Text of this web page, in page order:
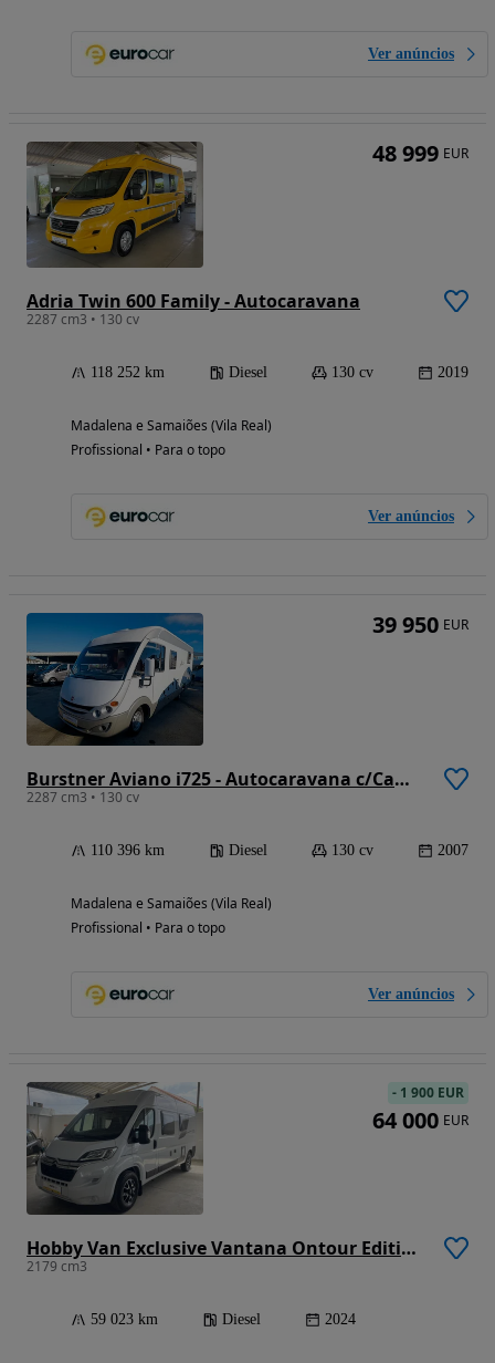
Ver anúncios
Adria Twin 600 Family - Autocaravana
2287 cm3 • 130 cv
118 252 km Diesel 130 cv 2019
Madalena e Samaiões (Vila Real)
Profissional • Para o topo
Ver anúncios
48 999 EUR
Burstner Aviano i725 - Autocaravana c/Cama Central
2287 cm3 • 130 cv
110 396 km Diesel 130 cv 2007
Madalena e Samaiões (Vila Real)
Profissional • Para o topo
Ver anúncios
39 950 EUR
Hobby Van Exclusive Vantana Ontour Edition - Autocaravana
2179 cm3
59 023 km Diesel 2024
- 1 900 EUR
64 000 EUR